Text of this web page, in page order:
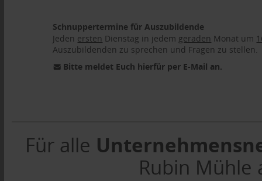
Schnuppertermine für Auszubildende
Jeden ersten Dienstag in jedem geraden Monat um
Auszubildenden zu sprechen und Fragen zu stellen.
Bitte meldet Euch hierfür per E-Mail an.
Für alle
Rubin Mühle